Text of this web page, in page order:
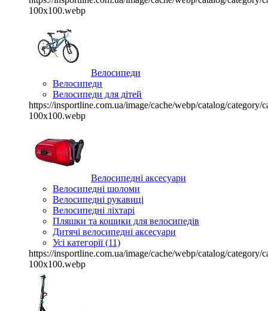
100x100.webp
Велосипеди
Велосипеди
Велосипеди для дітей
https://insportline.com.ua/image/cache/webp/catalog/category/
100x100.webp
Велосипедні аксесуари
Велосипедні шоломи
Велосипедні рукавиці
Велосипедні ліхтарі
Пляшки та кошики для велосипедів
Дитячі велосипедні аксесуари
Усі категорії (11)
https://insportline.com.ua/image/cache/webp/catalog/category/
100x100.webp